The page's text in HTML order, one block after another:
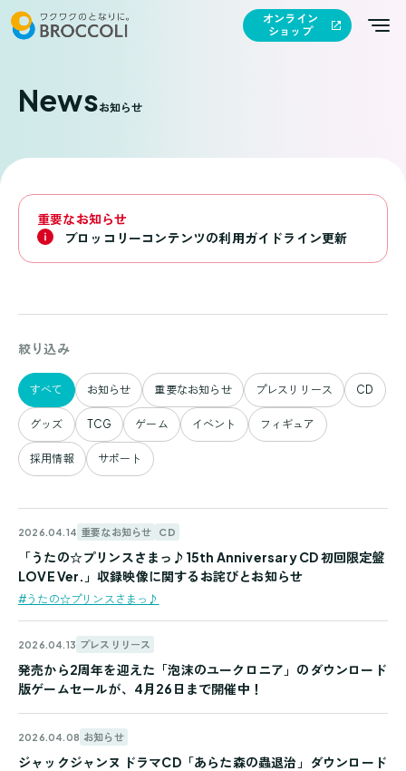
オンライン
ショップ
Newsお知らせ
重要なお知らせ
ブロッコリーコンテンツの利用ガイドライン更新
知
ら
せ
一
絞り込み
すべて お知らせ 重要なお知らせ プレスリリース CD
グッズ TCG ゲーム イベント フィギュア
採用情報 サポート
2026.04.14 重要なお知らせ CD
#うたの☆プリンスさまっ♪
「うたの☆プリンスさまっ♪15th Anniversary CD 初回限定盤
LOVE Ver.」収録映像に関するお詫びとお知らせ
2026.04.13 プレスリリース
発売から2周年を迎えた「泡沫のユークロニア」のダウンロード
版ゲームセールが、4月26日まで開催中！
2026.04.08 お知らせ
ジャックジャンヌ ドラマCD「あらた森の蟲退治」ダウンロード